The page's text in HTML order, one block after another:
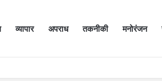
व्यापार अपराध तकनीकी मनोरंजन